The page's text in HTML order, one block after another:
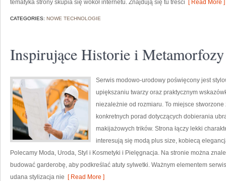
tematyka strony skupia się wokół internetu. Znajdują się tu treści [ Read More ]
CATEGORIES: NOWE TECHNOLOGIE
Inspirujące Historie i Metamorfozy
Serwis modowo-urodowy poświęcony jest
upiększaniu twarzy oraz praktycznym
niezależnie od rozmiaru. To miejsce
konkretnych porad dotyczących dobierania
makijażowych trików. Strona łączy lekki
interesują się modą plus size, kobiecą
Polecamy Moda, Uroda, Styl i Kosmetyki i Pielęgnacja. Na stronie można
budować garderobę, aby podkreślać atuty sylwetki. Ważnym elementem
udana stylizacja nie [ Read More ]